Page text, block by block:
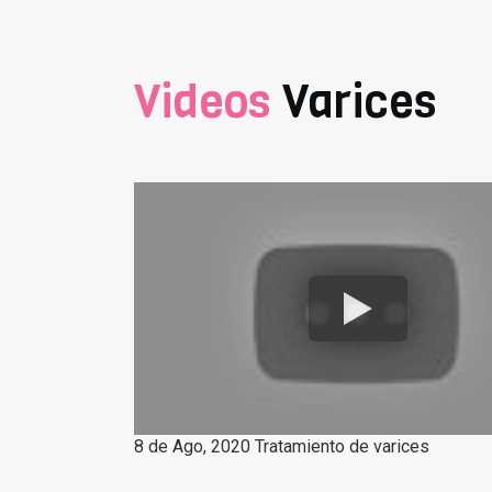
Videos Varices
8 de Ago, 2020 Tratamiento de varices